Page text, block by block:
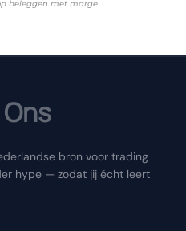
beleggen met marge
bron voor trading
hype — zodat jij écht leert